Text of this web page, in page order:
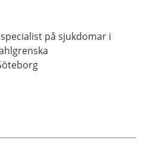
på sjukdomar i